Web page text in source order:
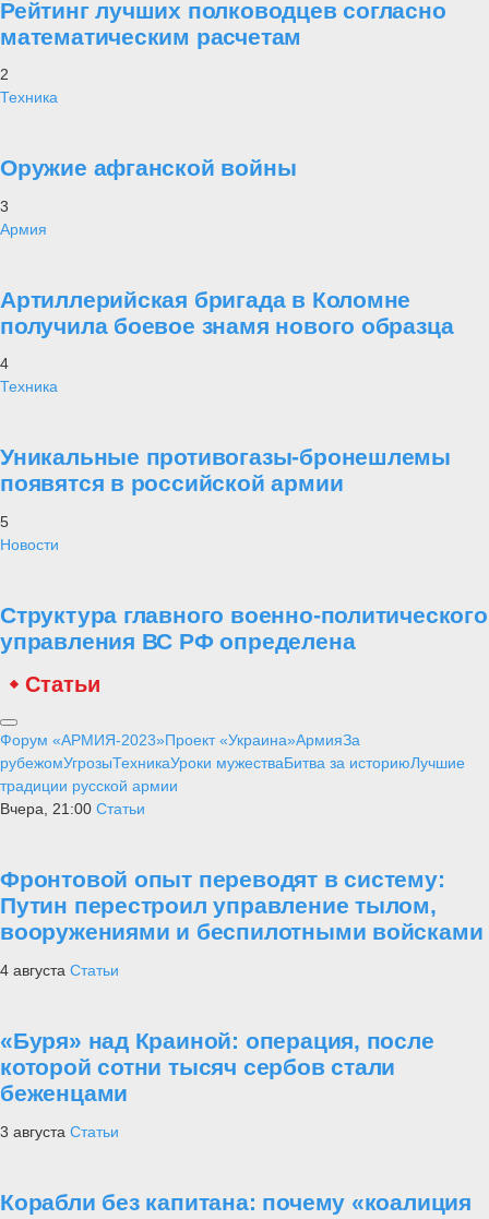
Рейтинг лучших полководцев согласно
математическим расчетам
2
Техника
Оружие афганской войны
3
Армия
Артиллерийская бригада в Коломне
получила боевое знамя нового образца
4
Техника
Уникальные противогазы-бронешлемы
появятся в российской армии
5
Новости
Структура главного военно-политического
управления ВС РФ определена
Статьи
Форум «АРМИЯ-2023»Проект «Украина»АрмияЗа
рубежомУгрозыТехникаУроки мужестваБитва за историюЛучшие
традиции русской армии
Вчера, 21:00 Статьи
Фронтовой опыт переводят в систему:
Путин перестроил управление тылом,
вооружениями и беспилотными войсками
4 августа Статьи
«Буря» над Краиной: операция, после
которой сотни тысяч сербов стали
беженцами
3 августа Статьи
Корабли без капитана: почему «коалиция